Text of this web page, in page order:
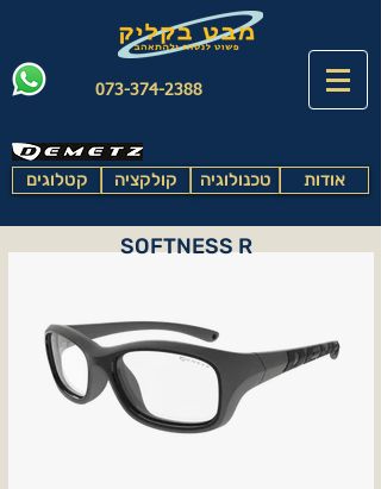
073-374-2388
קטלוגים קולקציה טכנולוגיה אודות
SOFTNESS R